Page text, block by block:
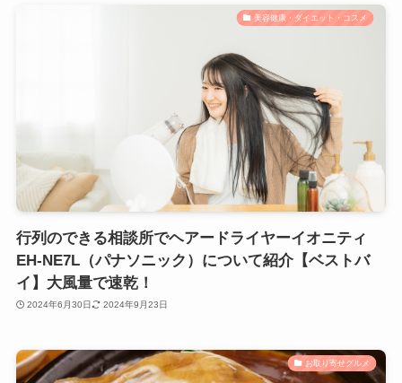
美容健康・ダイエット・コスメ
行列のできる相談所でヘアードライヤーイオニティ
EH-NE7L（パナソニック）について紹介【ベストバ
イ】大風量で速乾！
2024年6月30日 2024年9月23日
お取り寄せグルメ